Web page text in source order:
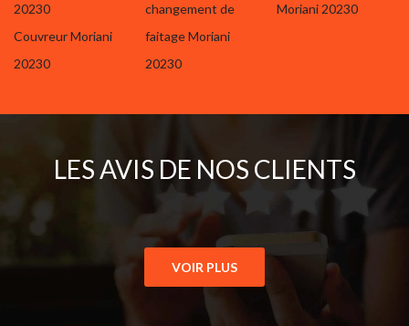
20230
Couvreur Moriani
20230
changement de
faitage Moriani
20230
Moriani 20230
LES AVIS DE NOS CLIENTS
VOIR PLUS